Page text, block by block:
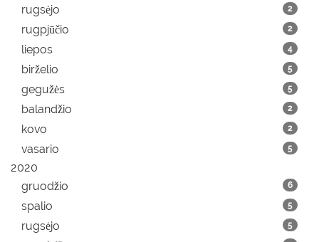
rugsėjo 2
rugpjūčio 2
liepos 4
birželio 5
gegužės 5
balandžio 2
kovo 2
vasario 5
2020
gruodžio
6
spalio 5
rugsėjo 5